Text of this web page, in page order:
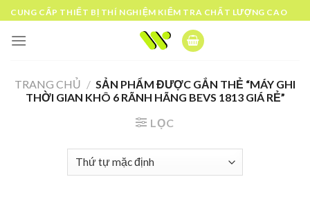
Skip
to
content
CUNG CẤP THIẾT BỊ THÍ NGHIỆM KIỂM TRA CHẤT LƯỢNG CAO
TRANG CHỦ / SẢN PHẨM ĐƯỢC GẮN THẺ “MÁY GHI
THỜI GIAN KHÔ 6 RÃNH HÃNG BEVS 1813 GIÁ RẺ”
LỌC